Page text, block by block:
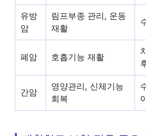
유방
암
림프부종 관리, 운동
재활
폐암 호흡기능 재활
간암
영양관리, 신체기능
회복